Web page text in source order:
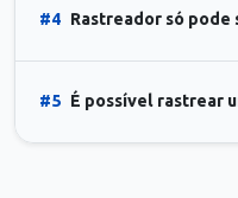
#4 Rastreador só pode
#5 É possível rastrear